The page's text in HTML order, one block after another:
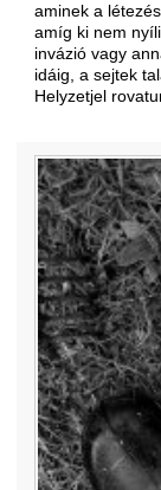
aminek a
amíg ki nem
invázió vagy
idáig, a sejtek
Helyzetjel